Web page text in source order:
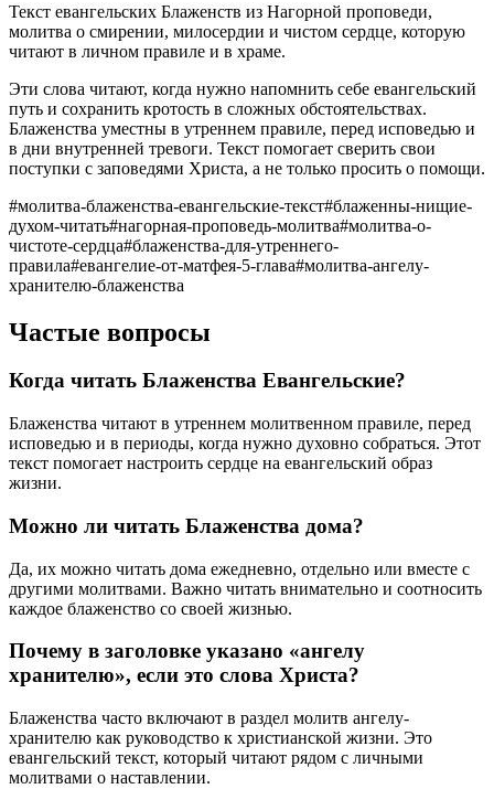
Текст евангельских Блаженств из Нагорной проповеди,
молитва о смирении, милосердии и чистом сердце, которую
читают в личном правиле и в храме.
Эти слова читают, когда нужно напомнить себе евангельский
путь и сохранить кротость в сложных обстоятельствах.
Блаженства уместны в утреннем правиле, перед исповедью и
в дни внутренней тревоги. Текст помогает сверить свои
поступки с заповедями Христа, а не только просить о помощи.
#молитва-блаженства-евангельские-текст#блаженны-нищие-
духом-читать#нагорная-проповедь-молитва#молитва-о-
чистоте-сердца#блаженства-для-утреннего-
правила#евангелие-от-матфея-5-глава#молитва-ангелу-
хранителю-блаженства
Частые вопросы
Когда читать Блаженства Евангельские?
Блаженства читают в утреннем молитвенном правиле, перед
исповедью и в периоды, когда нужно духовно собраться. Этот
текст помогает настроить сердце на евангельский образ
жизни.
Можно ли читать Блаженства дома?
Да, их можно читать дома ежедневно, отдельно или вместе с
другими молитвами. Важно читать внимательно и соотносить
каждое блаженство со своей жизнью.
Почему в заголовке указано «ангелу
хранителю», если это слова Христа?
Блаженства часто включают в раздел молитв ангелу-
хранителю как руководство к христианской жизни. Это
евангельский текст, который читают рядом с личными
молитвами о наставлении.